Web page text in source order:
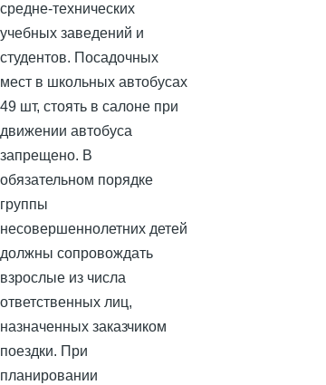
средне-технических
учебных заведений и
студентов. Посадочных
мест в школьных автобусах
49 шт, стоять в салоне при
движении автобуса
запрещено. В
обязательном порядке
группы
несовершеннолетних детей
должны сопровождать
взрослые из числа
ответственных лиц,
назначенных заказчиком
поездки. При
планировании